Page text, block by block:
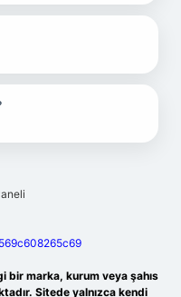
bir marka, kurum veya şahıs
Sitede yalnızca kendi